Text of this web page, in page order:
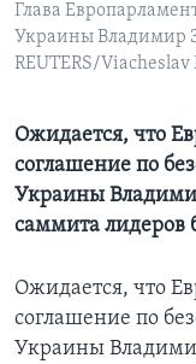
Языки
Глава
Украины Владимир
REUTERS/Viacheslav
Ожидается, что
соглашение по
Украины
саммита лидеров
Ожидается, что
соглашение по
Украины